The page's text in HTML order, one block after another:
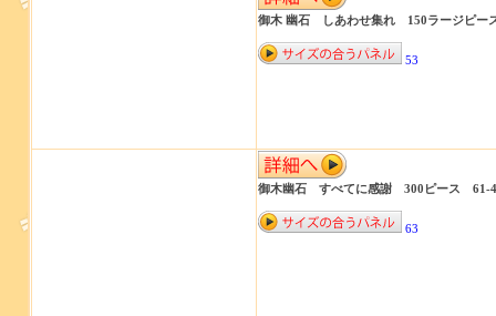
御木 幽石 しあわせ集れ 150ラージピー
53
御木幽石 すべてに感謝 300ピース 61-
63